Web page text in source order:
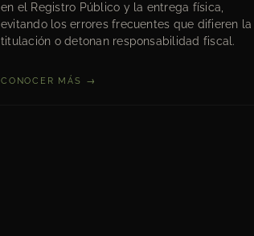
en el Registro Público y la entrega física,
evitando los errores frecuentes que difieren la
titulación o detonan responsabilidad fiscal.
CONOCER MÁS →